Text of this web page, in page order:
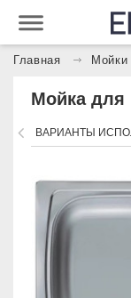
Главная Мойки
Мойка для
ВАРИАНТЫ